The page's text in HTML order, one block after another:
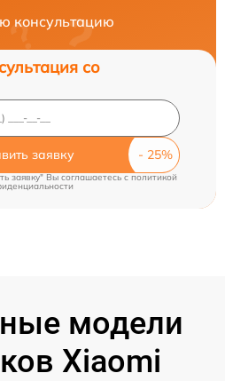
консультацию
со
заявку
заявку" Вы соглашаетесь cполитикой
модели
Xiaomi